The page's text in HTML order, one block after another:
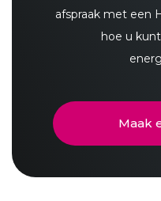
afspraak met een
hoe u
Maak